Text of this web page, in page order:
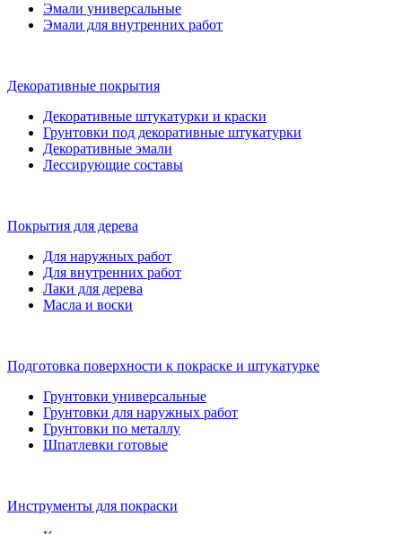
Эмали универсальные
Эмали для внутренних работ
Декоративные покрытия
Декоративные штукатурки и краски
Грунтовки под декоративные штукатурки
Декоративные эмали
Лессирующие составы
Покрытия для дерева
Для наружных работ
Для внутренних работ
Лаки для дерева
Масла и воски
Подготовка поверхности к покраске и штукатурке
Грунтовки универсальные
Грунтовки для наружных работ
Грунтовки по металлу
Шпатлевки готовые
Инструменты для покраски